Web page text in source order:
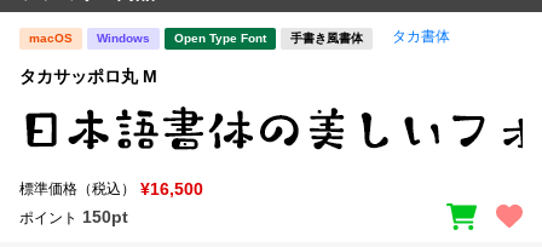
macOS Windows Open Type Font 手書き風書体 タカ書体
タカサッポロ丸 M
標準価格（税込） ¥16,500
ポイント 150pt